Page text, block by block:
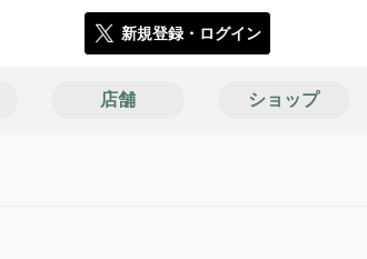
新規登録・ログイン
店舗 ショップ